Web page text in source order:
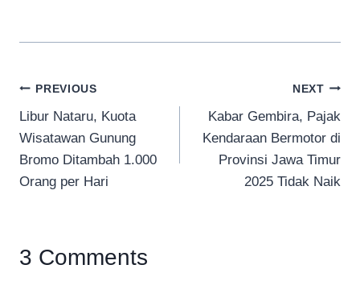
Navigasi
pos
PREVIOUS
Libur Nataru, Kuota
Wisatawan Gunung
Bromo Ditambah 1.000
Orang per Hari
NEXT
Kabar Gembira, Pajak
Kendaraan Bermotor di
Provinsi Jawa Timur
2025 Tidak Naik
3 Comments